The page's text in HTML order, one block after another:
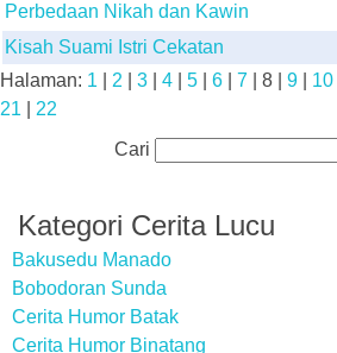
Perbedaan Nikah dan Kawin
Kisah Suami Istri Cekatan
Halaman: 1 2 3 4 5 6 7 8 9 10
21
22
Cari
Kategori Cerita Lucu
Bakusedu Manado
Bobodoran Sunda
Cerita Humor Batak
Cerita Humor Binatang